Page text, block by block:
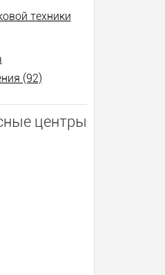
техники
(92)
центры